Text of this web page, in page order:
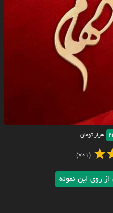
هزار تومان
(701)
روی این نمونه